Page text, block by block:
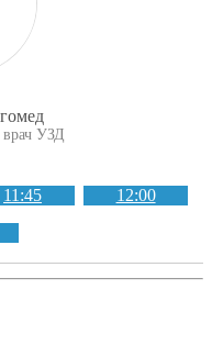
врач УЗД
11:45
12:00